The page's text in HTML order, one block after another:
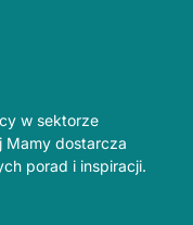
w sektorze
Mamy dostarcza
porad i inspiracji.